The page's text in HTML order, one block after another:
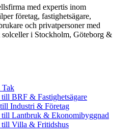
med expertis inom
företag, fastighetsägare,
och privatpersoner med
i Stockholm, Göteborg &
Tak
BRF & Fastighetsägare
Industri & Företag
till Lantbruk & Ekonomibyggnad
till Villa & Fritidshus